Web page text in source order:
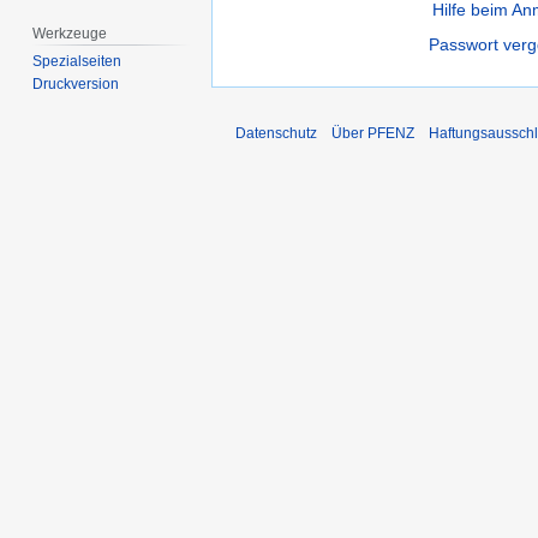
Hilfe beim
Passwort
Werkzeuge
Spezialseiten
Druckversion
Datenschutz Über PFENZ